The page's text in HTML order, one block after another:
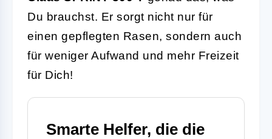
Du brauchst. Er sorgt nicht nur für
einen gepflegten Rasen, sondern auch
für weniger Aufwand und mehr Freizeit
für Dich!
Smarte Helfer, die die